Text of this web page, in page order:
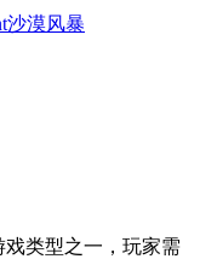
沙漠风暴
类型之一，玩家需